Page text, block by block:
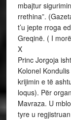
mbajtur
rrethina”.
t’u jepte rroga
Greqinë. ( I
X
Princ Jorgoja
Kolonel
krijimin e të
loqus). Për
Mavraza. U
tyre u